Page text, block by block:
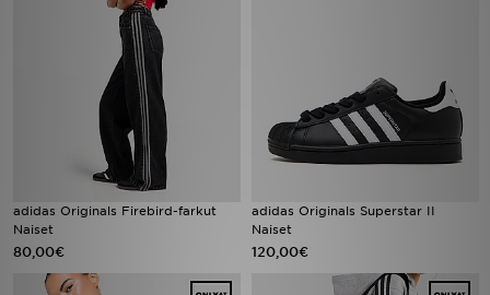
adidas Originals Firebird-farkut
Naiset
80,00€
adidas Originals Superstar II
Naiset
120,00€